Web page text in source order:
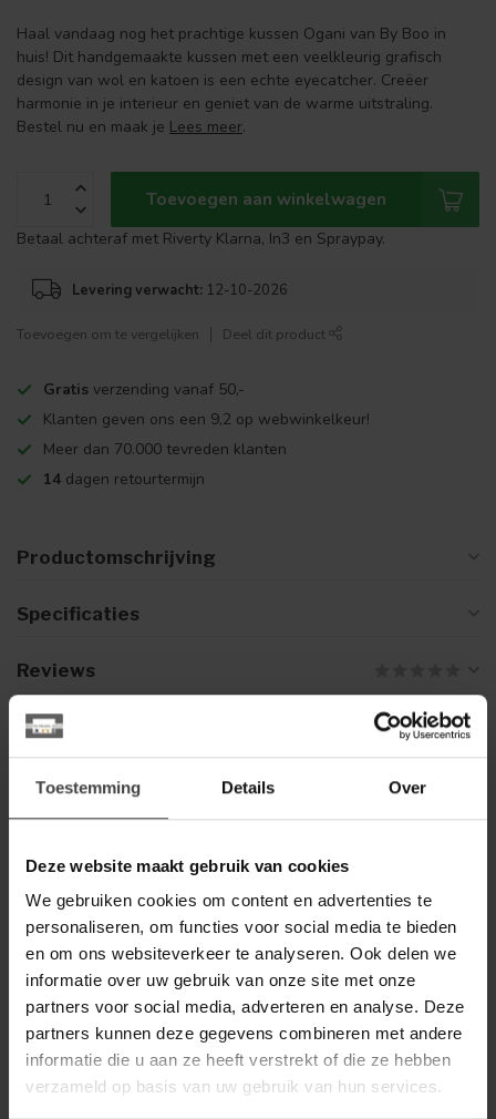
Toestemming Details Over
Deze website maakt gebruik van cookies
We gebruiken cookies om content en advertenties te
personaliseren, om functies voor social media te bieden
en om ons websiteverkeer te analyseren. Ook delen we
informatie over uw gebruik van onze site met onze
partners voor social media, adverteren en analyse. Deze
partners kunnen deze gegevens combineren met andere
informatie die u aan ze heeft verstrekt of die ze hebben
verzameld op basis van uw gebruik van hun services.
Haal vandaag nog het prachtige kussen Ogani van By Boo in
huis! Dit handgemaakte kussen met een veelkleurig grafisch
design van wol en katoen is een echte eyecatcher. Creëer
harmonie in je interieur en geniet van de warme uitstraling.
Bestel nu en maak je Lees meer.
Toevoegen aan winkelwagen
Betaal achteraf met Riverty Klarna, In3 en Spraypay.
Levering verwacht: 12-10-2026
Toevoegen om te vergelijken Deel dit product
Gratis verzending vanaf 50,-
Klanten geven ons een 9,2 op webwinkelkeur!
Meer dan 70.000 tevreden klanten
14 dagen retourtermijn
Productomschrijving
Specificaties
Reviews
BY BOO
240x340 cm €699,00
Heb je een vraag over dit product?
Of heb je hulp nodig bij de bestelling? Neem gerust contact
op met onze klantenservice info@dewoonwinkel.nlof
224 850 926 . We helpen je graag.
Recent bekeken